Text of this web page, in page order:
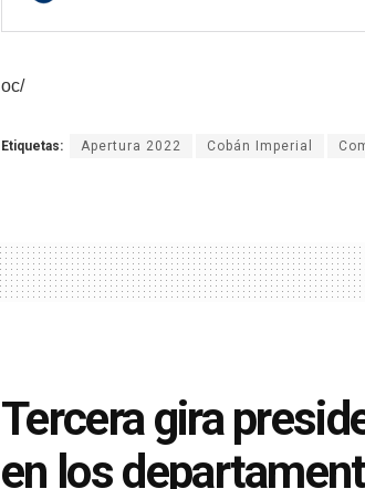
oc/
Etiquetas: Apertura 2022 Cobán Imperial
Tercera gira
en los